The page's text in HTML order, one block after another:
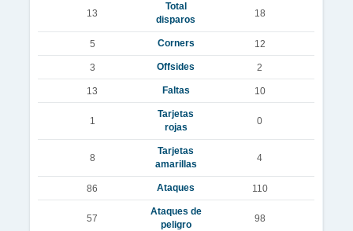
13
Total
disparos
18
5 Corners 12
3 Offsides 2
13 Faltas 10
1
Tarjetas
rojas
0
8
Tarjetas
amarillas
4
86 Ataques 110
57
Ataques de
peligro
98